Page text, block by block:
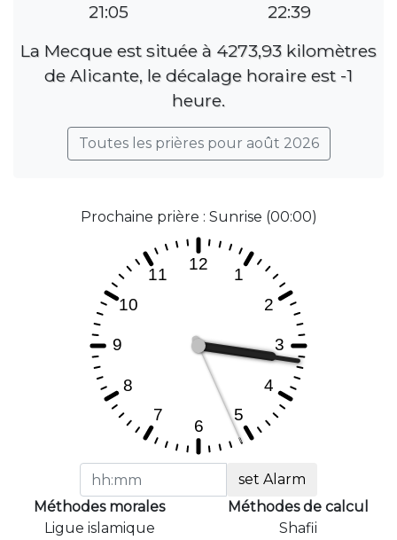
21:05
22:39
La Mecque est située à 4273,93 kilomètres
de Alicante, le décalage horaire est -1
heure.
Toutes les prières pour août 2026
Prochaine prière : Sunrise (00:00)
set Alarm
Méthodes morales
Ligue islamique
Méthodes de calcul
Shafii